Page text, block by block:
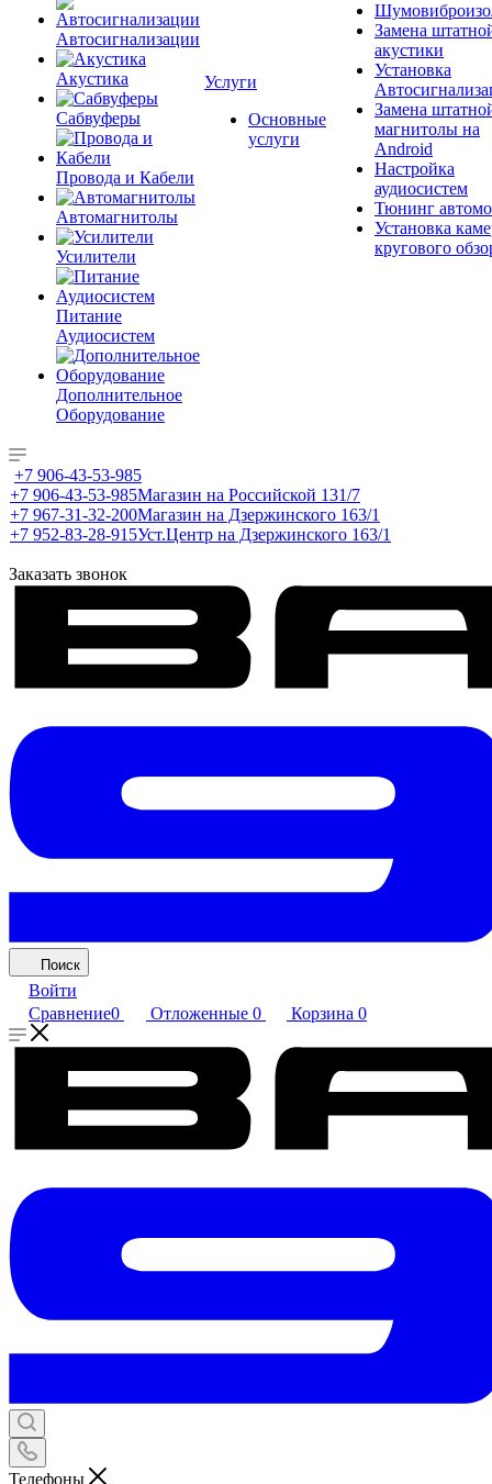
Автосигнализации
Акустика
Сабвуферы
Провода и Кабели
Автомагнитолы
Усилители
Питание
Аудиосистем
Дополнительное
Оборудование
Услуги
Основные
услуги
Замена
акустики
Установка
Замена
магнитолы на
Android
Настройка
аудиосистем
Тюнинг
Установка
кругового
+7 906-43-53-985
+7 906-43-53-985Магазин на Российской 131/7
+7 967-31-32-200Магазин на Дзержинского 163/1
+7 952-83-28-915Уст.Центр на Дзержинского 163/1
Заказать звонок
Поиск
Войти
Сравнение0 Отложенные 0 Корзина 0
Телефоны